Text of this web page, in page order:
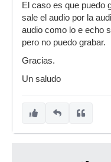
El caso es que puedo
sale el audio por la
audio como lo e echo
pero no puedo grabar.
Gracias.
Un saludo